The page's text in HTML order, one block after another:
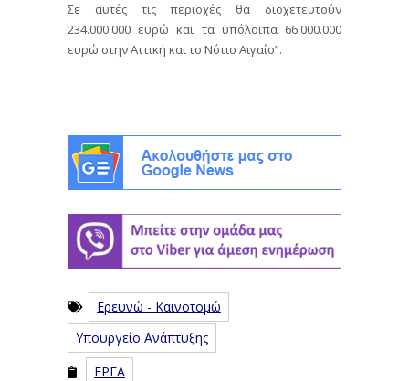
Σε αυτές τις περιοχές θα διοχετευτούν
234.000.000 ευρώ και τα υπόλοιπα 66.000.000
ευρώ στην Αττική και το Νότιο Αιγαίο”.
Ερευνώ - Καινοτομώ
Υπουργείο Ανάπτυξης
ΕΡΓΑ